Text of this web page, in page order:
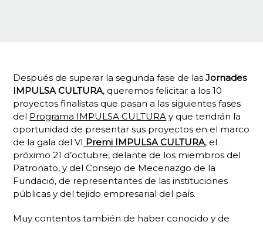
Después de superar la segunda fase de lasJornades
IMPULSA CULTURA, queremos felicitar a los 10
proyectos finalistas que pasan a las siguientes fases
del Programa IMPULSA CULTURA y que tendrán la
oportunidad de presentar sus proyectos en el marco
de la gala del VI Premi IMPULSA CULTURA, el
próximo 21 d’octubre, delante de los miembros del
Patronato, y del Consejo de Mecenazgo de la
Fundació, de representantes de las instituciones
públicas y del tejido empresarial del país.
Muy contentos también de haber conocido y de